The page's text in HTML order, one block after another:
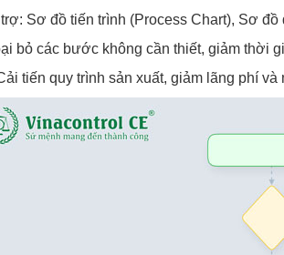
Sơ đồ tiến trình (Process Chart), Sơ đồ
bỏ các bước không cần thiết, giảm thời
tiến quy trình sản xuất, giảm lãng phí và